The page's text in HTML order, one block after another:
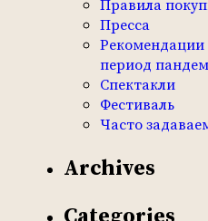
Правила
Пресса
период
Спектакли
Фестиваль
Часто
Archives
Categories